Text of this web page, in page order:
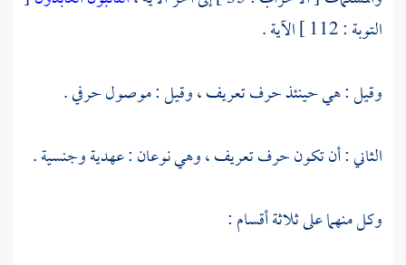
التوبة : 112 ] الآية .
وقيل : هي حينئذ حرف تعريف ، وقيل : موصول حرفي .
الثاني : أن تكون حرف تعريف ، وهي نوعان : عهدية وجنسية .
وكل منهما على ثلاثة أقسام :